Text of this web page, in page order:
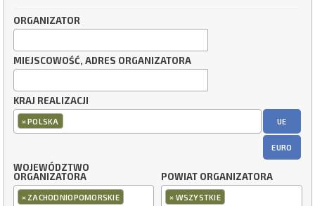
ORGANIZATOR
MIEJSCOWOŚĆ, ADRES ORGANIZATORA
KRAJ REALIZACJI
×POLSKA UE
EURO
WOJEWÓDZTWO
ORGANIZATORA
× ZACHODNIOPOMORSKIE
POWIAT ORGANIZATORA
× WSZYSTKIE